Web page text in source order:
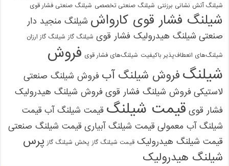
شیلنگ آتش نشانی برزنتی شیلنگ صنعتی تخصصی شیلنگ صنعتی فشار قوی
شیلنگ فشار قوی کارواش شیلنگ منجید دار
صنعتی شیلنگ هیدرولیک فشار قوی شیلنگ گاز شیلنگ گاز ارزان
شیلنگ‌های انعطاف‌پذیر باکیفیت شیلنگ‌های فشار قوی فروش
شیلنگ فروش شیلنگ آب فروش شیلنگ صنعتی
لاستیکی فروش شیلنگ فشار قوی فروش شیلنگ هیدرولیک
فشار قوی قیمت شیلنگ قیمت شیلنگ آب قیمت
شیلنگ آب معمولی قیمت شیلنگ آبیاری قیمت شیلنگ صنعتی
قیمت شیلنگ هیدرولیک قیمت شیلنگ گاز پخش شیلنگ گاز پرس
شیلنگ هیدرولیک